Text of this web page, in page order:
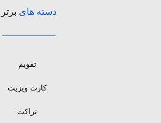
دسته های برتر
تقویم
کارت ویزیت
تراکت